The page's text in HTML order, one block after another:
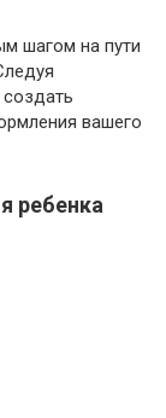
шагом на пути
вашего
ребенка